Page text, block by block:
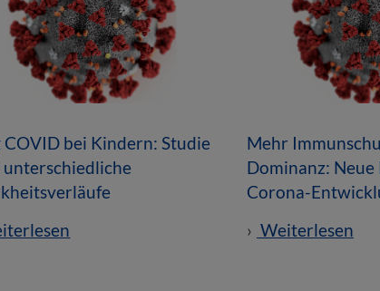
COVID bei Kindern: Studie
unterschiedliche
Mehr
Dominanz: Neue
Corona-
Weiterlesen